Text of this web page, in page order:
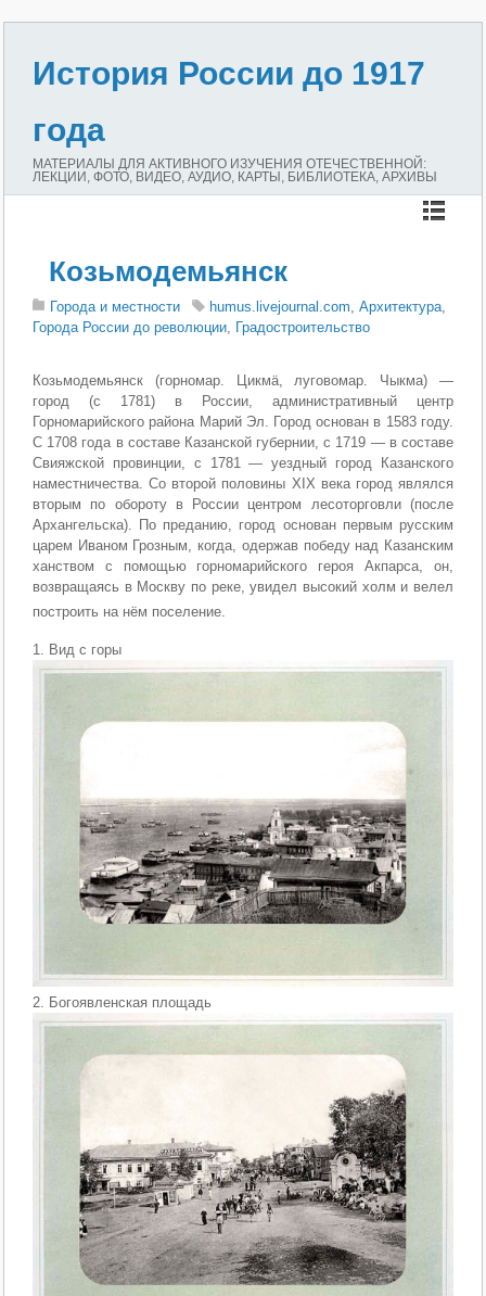
История России до 1917
года
МАТЕРИАЛЫ ДЛЯ АКТИВНОГО ИЗУЧЕНИЯ ОТЕЧЕСТВЕННОЙ:
ЛЕКЦИИ, ФОТО, ВИДЕО, АУДИО, КАРТЫ, БИБЛИОТЕКА, АРХИВЫ
Козьмодемьянск
Города и местности humus.livejournal.com,Архитектура,
Города России до революции, Градостроительство
Козьмодемьянск (горномар. Цикмӓ, луговомар. Чыкма) —
город (с 1781) в России, административный центр
Горномарийского района Марий Эл. Город основан в 1583 году.
С 1708 года в составе Казанской губернии, с 1719 — в составе
Свияжской провинции, с 1781 — уездный город Казанского
наместничества. Со второй половины XIX века город являлся
вторым по обороту в России центром лесоторговли (после
Архангельска). По преданию, город основан первым русским
царем Иваном Грозным, когда, одержав победу над Казанским
ханством c помощью горномарийского героя Акпарса, он,
возвращаясь в Москву по реке, увидел высокий холм и велел
построить на нём поселение.
1. Вид с горы
2. Богоявленская площадь